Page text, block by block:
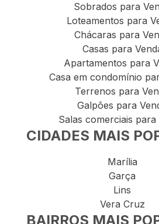
Sobrados para
Loteamentos para
Chácaras para
Casas para
Apartamentos para
Casa em condomínio
Terrenos para
Galpões para
Salas comerciais para
CIDADES MAIS
Marília
Garça
Lins
Vera Cruz
BAIRROS MAIS